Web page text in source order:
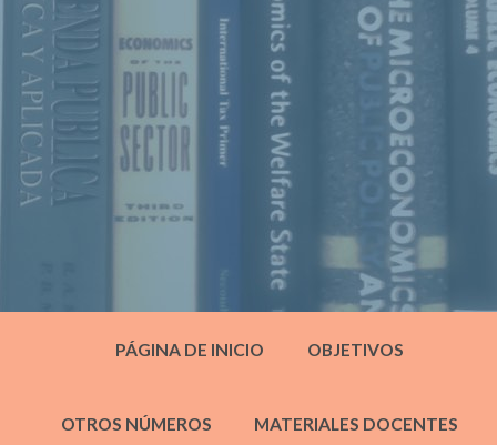
PÁGINA DE INICIO OBJETIVOS
OTROS NÚMEROS MATERIALES DOCENTES